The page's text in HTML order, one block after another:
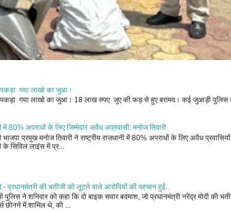
गया लाखो का जुआ।
पकड़ा गया लाखो का जुआ। 18 लाख रुपए जुए की फड़ से हुए बरामद। कई जुआड़ी पुलिस
में 80% अपराधों के लिए जिम्मेदार अवैध अप्रवासी: मनोज तिवारी
भाजपा प्रमुख मनोज तिवारी ने राष्ट्रीय राजधानी में 80% अपराधों के लिए अवैध प्रवासियों
के सिविल लाइंस में प्र...
प्रधानमंत्री की भतीजी को लूटने वाले आरोपियों की पहचान हुई..
पुलिस ने शनिवार को कहा कि दो बाइक सवार बदमाश, जो प्रधानमंत्री नरेंद्र मोदी की
छीनने में शामिल थे, की ...